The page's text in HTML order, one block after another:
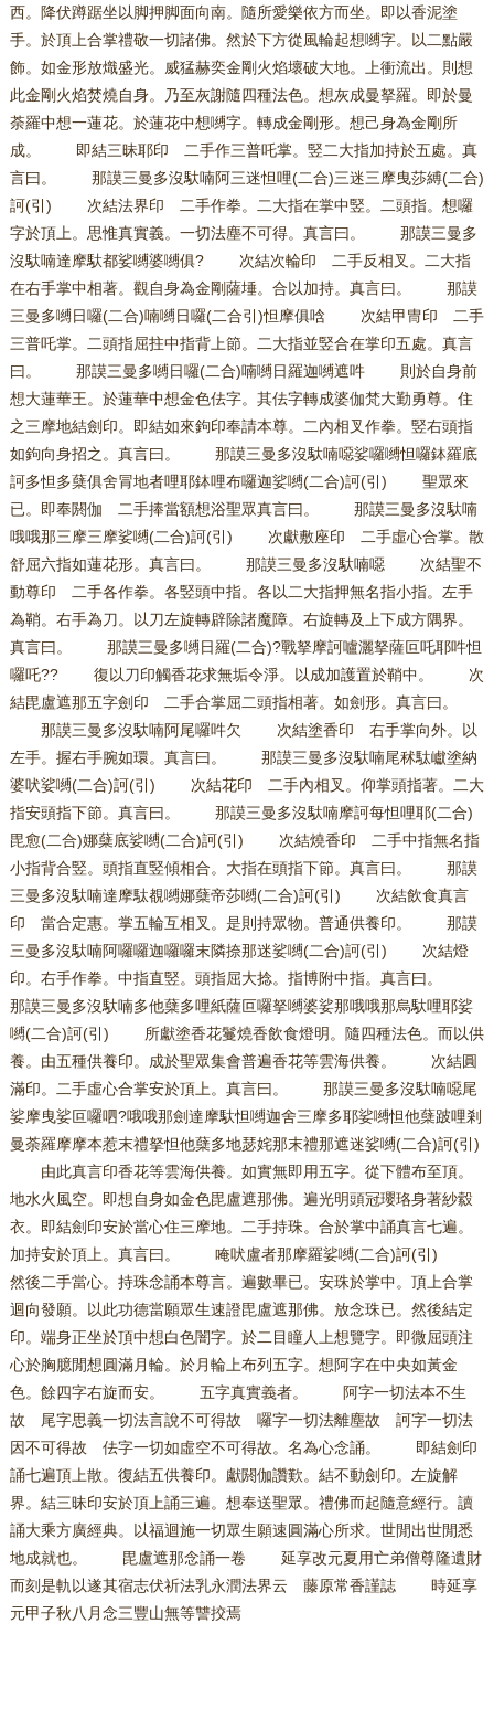
西。降伏蹲踞坐以脚押脚面向南。隨所愛樂依方而坐。即以香泥塗
手。於頂上合掌禮敬一切諸佛。然於下方從風輪起想嚩字。以二點嚴
飾。如金形放熾盛光。威猛赫奕金剛火焰壞破大地。上衝流出。則想
此金剛火焰焚燒自身。乃至灰謝隨四種法色。想灰成曼拏羅。即於曼
荼羅中想一蓮花。於蓮花中想嚩字。轉成金剛形。想己身為金剛所
成。 即結三昧耶印 二手作三普吒掌。竪二大指加持於五處。真
言曰。 那謨三曼多沒馱喃阿三迷怛哩(二合)三迷三摩曳莎縛(二合)
訶(引) 次結法界印 二手作拳。二大指在掌中竪。二頭指。想囉
字於頂上。思惟真實義。一切法塵不可得。真言曰。 那謨三曼多
沒馱喃達摩馱都娑嚩婆嚩俱? 次結次輪印 二手反相叉。二大指
在右手掌中相著。觀自身為金剛薩埵。合以加持。真言曰。 那謨
三曼多嚩日囉(二合)喃嚩日囉(二合引)怛摩俱唅 次結甲冑印 二手
三普吒掌。二頭指屈拄中指背上節。二大指並竪合在掌印五處。真言
曰。 那謨三曼多嚩日囉(二合)喃嚩日羅迦嚩遮吽 則於自身前
想大蓮華王。於蓮華中想金色佉字。其佉字轉成婆伽梵大勤勇尊。住
之三摩地結劍印。即結如來鉤印奉請本尊。二內相叉作拳。竪右頭指
如鉤向身招之。真言曰。 那謨三曼多沒馱喃噁娑囉嚩怛囉鉢羅底
訶多怛多蘖俱舍冐地者哩耶鉢哩布囉迦娑嚩(二合)訶(引) 聖眾來
已。即奉閼伽 二手捧當額想浴聖眾真言曰。 那謨三曼多沒馱喃
哦哦那三摩三摩娑嚩(二合)訶(引) 次獻敷座印 二手虛心合掌。散
舒屈六指如蓮花形。真言曰。 那謨三曼多沒馱喃噁 次結聖不
動尊印 二手各作拳。各竪頭中指。各以二大指押無名指小指。左手
為鞘。右手為刀。以刀左旋轉辟除諸魔障。右旋轉及上下成方隅界。
真言曰。 那謨三曼多嚩日羅(二合)?戰拏摩訶嚧灑拏薩叵吒耶吽怛
囉吒?? 復以刀印觸香花求無垢令淨。以成加護置於鞘中。 次
結毘盧遮那五字劍印 二手合掌屈二頭指相著。如劍形。真言曰。
那謨三曼多沒馱喃阿尾囉吽欠 次結塗香印 右手掌向外。以
左手。握右手腕如環。真言曰。 那謨三曼多沒馱喃尾秫駄巘塗納
婆吠娑嚩(二合)訶(引) 次結花印 二手內相叉。仰掌頭指著。二大
指安頭指下節。真言曰。 那謨三曼多沒馱喃摩訶每怛哩耶(二合)
毘愈(二合)娜蘖底娑嚩(二合)訶(引) 次結燒香印 二手中指無名指
小指背合竪。頭指直竪傾相合。大指在頭指下節。真言曰。 那謨
三曼多沒馱喃達摩駄覩嚩娜蘖帝莎嚩(二合)訶(引) 次結飲食真言
印 當合定惠。掌五輪互相叉。是則持眾物。普通供養印。 那謨
三曼多沒馱喃阿囉囉迦囉囉末隣捺那迷娑嚩(二合)訶(引) 次結燈
印。右手作拳。中指直竪。頭指屈大捻。指博附中指。真言曰。
那謨三曼多沒馱喃多他蘖多哩紙薩叵囉拏嚩婆娑那哦哦那烏馱哩耶娑
嚩(二合)訶(引) 所獻塗香花鬘燒香飲食燈明。隨四種法色。而以供
養。由五種供養印。成於聖眾集會普遍香花等雲海供養。 次結圓
滿印。二手虛心合掌安於頂上。真言曰。 那謨三曼多沒馱喃噁尾
娑摩曳娑叵囉呬?哦哦那劍達摩馱怛嚩迦舍三摩多耶娑嚩怛他蘖跛哩剎
曼荼羅摩摩本惹末禮拏怛他蘖多地瑟姹那末禮那遮迷娑嚩(二合)訶(引)
由此真言印香花等雲海供養。如實無即用五字。從下體布至頂。
地水火風空。即想自身如金色毘盧遮那佛。遍光明頭冠瓔珞身著紗縠
衣。即結劍印安於當心住三摩地。二手持珠。合於掌中誦真言七遍。
加持安於頂上。真言曰。 唵吠盧者那摩羅娑嚩(二合)訶(引)
然後二手當心。持珠念誦本尊言。遍數畢已。安珠於掌中。頂上合掌
迴向發願。以此功德當願眾生速證毘盧遮那佛。放念珠已。然後結定
印。端身正坐於頂中想白色闇字。於二目瞳人上想覽字。即微屈頭注
心於胸臆閒想圓滿月輪。於月輪上布列五字。想阿字在中央如黃金
色。餘四字右旋而安。 五字真實義者。 阿字一切法本不生
故 尾字思義一切法言說不可得故 囉字一切法離塵故 訶字一切法
因不可得故 佉字一切如虛空不可得故。名為心念誦。 即結劍印
誦七遍頂上散。復結五供養印。獻閼伽讚歎。結不動劍印。左旋解
界。結三昧印安於頂上誦三遍。想奉送聖眾。禮佛而起隨意經行。讀
誦大乘方廣經典。以福迴施一切眾生願速圓滿心所求。世閒出世閒悉
地成就也。 毘盧遮那念誦一卷 延享改元夏用亡弟僧尊隆遺財
而刻是軌以遂其宿志伏祈法乳永潤法界云 藤原常香謹誌 時延享
元甲子秋八月念三豐山無等讐挍焉